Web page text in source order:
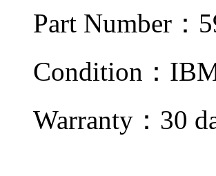
Part Number：
Condition：
Warranty： 30